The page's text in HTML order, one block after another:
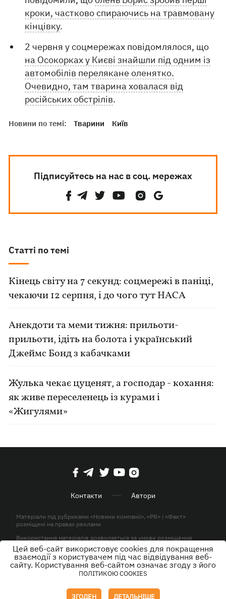
кроки, частково спираючись на травмовану
кінцівку.
2 червня у соцмережах повідомлялося, що
на Осокорках у Києві знайшли під одним із
автомобілів перелякане оленятко.
Очевидно, там тварина ховалася від
російських обстрілів.
Новини по темі: Тварини Київ
Підписуйтесь на нас в соц. мережах
Статті по темі
Кінець світу на 7 секунд: соцмережі в паніці,
чекаючи 12 серпня, і до чого тут НАСА
Анекдоти та меми тижня: прильоти-
прильоти, ідіть на болота і український
Джеймс Бонд з кабачками
Жулька чекає цуценят, а господар - кохання:
як живе переселенець із курами і
«Жигулями»
Контакти Автори
Матеріали під рубриками «Новини компанії», «PR» і «Факт»
розміщені на правах реклами
Використання матеріалів дозволяється за умови розміщення
активного гіперпосилання на KP.UA в першому абзаці.
© ТОВ «ЮЛАВ МЕДІА» 2026. Всі права захищені.
Цей веб-сайт використовує cookies для покращення
взаємодії з користувачем під час відвідування веб-
сайту. Користування веб-сайтом означає згоду з його
ПОЛІТИКОЮ COOKIES
ЗГОДЕН ДЕТАЛЬНІШЕ